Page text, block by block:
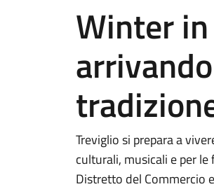
Winter
Treviglio si prepara a
culturali, musicali e per
Distretto del Commercio